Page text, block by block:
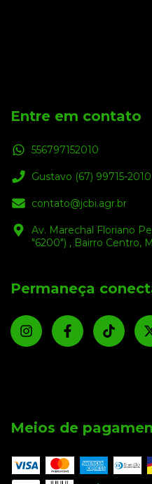
Entre em contato
556797152010
Gustavo (67) 99715-2010
contato@jcbi.agr.br
Av. Marechal Floriano
"6200") , Bairro Centro,
Permaneça
Meios de